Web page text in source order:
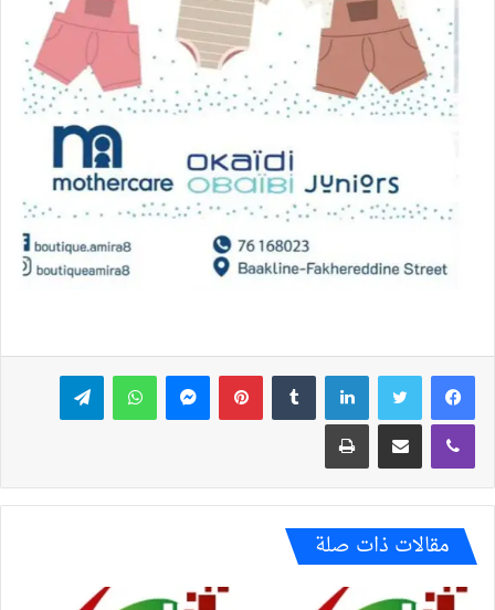
فيسبوك تويتر لينكدإن بينتيريستماسنجر واتساب تيلقرام
ڤايبر مشاركة عبر البريد طباعة
مقالات ذات صلة